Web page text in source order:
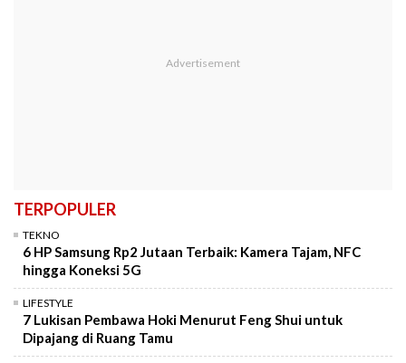
TERPOPULER
TEKNO
6 HP Samsung Rp2 Jutaan Terbaik: Kamera Tajam, NFC
hingga Koneksi 5G
LIFESTYLE
7 Lukisan Pembawa Hoki Menurut Feng Shui untuk
Dipajang di Ruang Tamu